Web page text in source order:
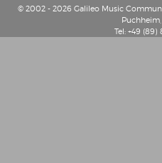
© 2002 - 2026 Galileo Music
Tel: +49